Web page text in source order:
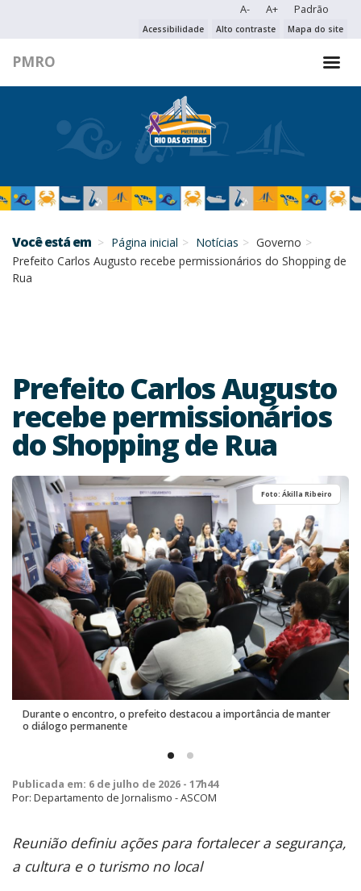
A- A+ Padrão
Acessibilidade Alto contraste Mapa do site
PMRO
PESQUISAR NO PORTAL
PESQUISAR
Você está em Página inicial Notícias
Governo
Prefeito Carlos Augusto recebe permissionários do Shopping de
Rua
Prefeito Carlos Augusto
recebe permissionários
do Shopping de Rua
Foto: Ákilla Ribeiro
Durante o encontro, o prefeito destacou a importância de manter
o diálogo permanente
Publicada em: 6 de julho de 2026 - 17h44
Por: Departamento de Jornalismo - ASCOM
Reunião definiu ações para fortalecer a segurança,
a cultura e o turismo no local